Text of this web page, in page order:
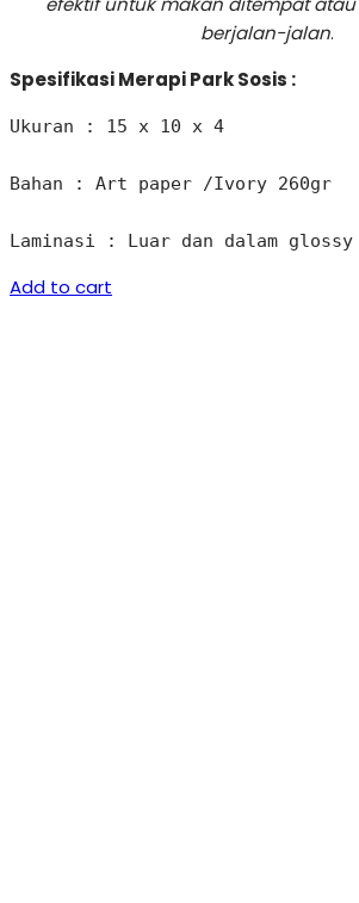
berjalan-jalan.
Spesifikasi Merapi Park Sosis :
Ukuran : 15 x 10 x 4
Bahan : Art paper /Ivory 260gr
Laminasi : Luar dan dalam glossy
Add to cart